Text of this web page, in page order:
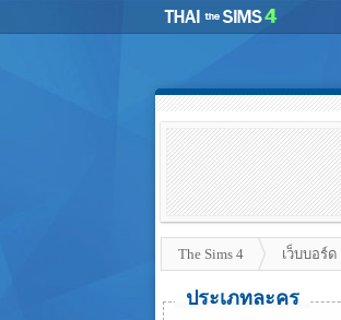
The Sims 4 เว็บบอร์ด
ประเภทละคร